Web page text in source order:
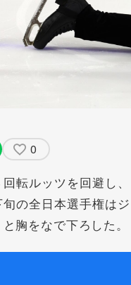
0
回転ルッツを回避し
の全日本選手権は
胸をなで下ろした。